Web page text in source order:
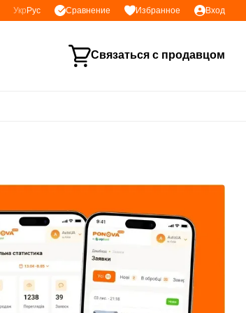
Укр Рус Сравнение Избранное Вход
Связаться с продавцом